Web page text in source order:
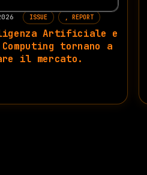
ISSUE REPORT
Artificiale e
tornano a
il mercato.